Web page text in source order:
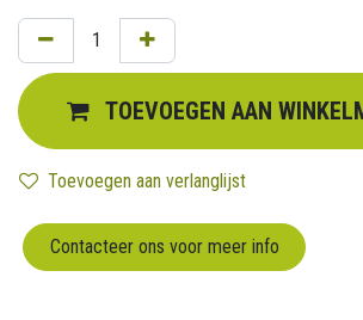
TOEVOEGEN AAN
Toevoegen aan verlanglijst
Contacteer ons voor meer info